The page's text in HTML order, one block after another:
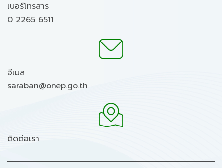
เบอร์โทรสาร
0 2265 6511
อีเมล
saraban@onep.go.th
ติดต่อเรา